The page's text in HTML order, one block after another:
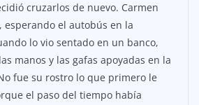
cruzarlos de nuevo. Carmen
esperando el autobús en la
lo vio sentado en un banco,
manos y las gafas apoyadas en la
fue su rostro lo que primero le
el paso del tiempo había